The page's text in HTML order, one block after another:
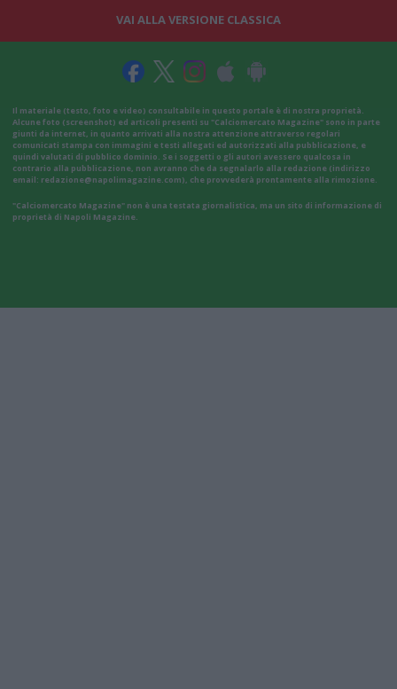
VAI ALLA VERSIONE CLASSICA
Il materiale (testo, foto e video) consultabile in questo portale è di nostra proprietà.
Alcune foto (screenshot) ed articoli presenti su "Calciomercato Magazine" sono in parte
giunti da internet, in quanto arrivati alla nostra attenzione attraverso regolari
comunicati stampa con immagini e testi allegati ed autorizzati alla pubblicazione, e
quindi valutati di pubblico dominio. Se i soggetti o gli autori avessero qualcosa in
contrario alla pubblicazione, non avranno che da segnalarlo alla redazione (indirizzo
email: redazione@napolimagazine.com), che provvederà prontamente alla rimozione.
"Calciomercato Magazine" non è una testata giornalistica, ma un sito di informazione di
proprietà di Napoli Magazine.